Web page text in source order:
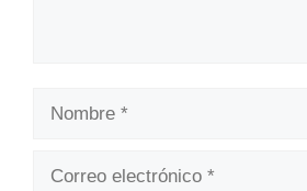
Nombre
Correo